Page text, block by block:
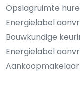
Opslagruimte
Energielabel
Bouwkundige
Energielabel